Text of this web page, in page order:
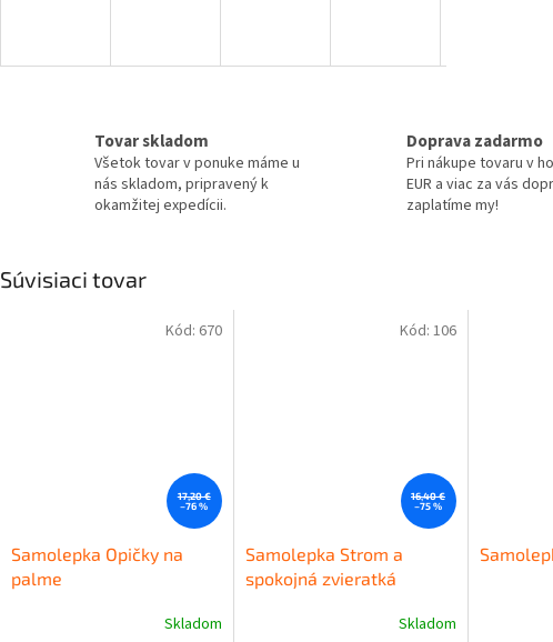
Tovar skladom
Všetok tovar v ponuke máme u
nás skladom, pripravený k
okamžitej expedícii.
Doprava zadarmo
Pri nákupe tovaru v
EUR a viac za vás
zaplatíme my!
Súvisiaci tovar
17,20 €
–76 %
Samolepka Opičky na
palme
Skladom
Kód: 670
16,40 €
–75 %
Samolepka Strom a
spokojná zvieratká
Skladom
Kód: 106